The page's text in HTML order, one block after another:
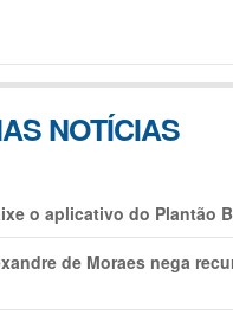
NOTÍCIAS
o aplicativo do Plantão
de Moraes nega